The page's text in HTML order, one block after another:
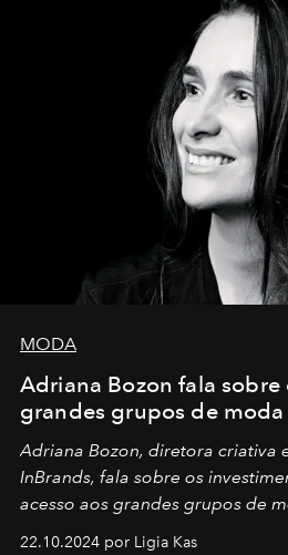
MODA
Adriana Bozon fala
grandes grupos de moda
Adriana Bozon, diretora criativa
InBrands, fala sobre os
acesso aos grandes grupos de
22.10.2024 por Ligia Kas